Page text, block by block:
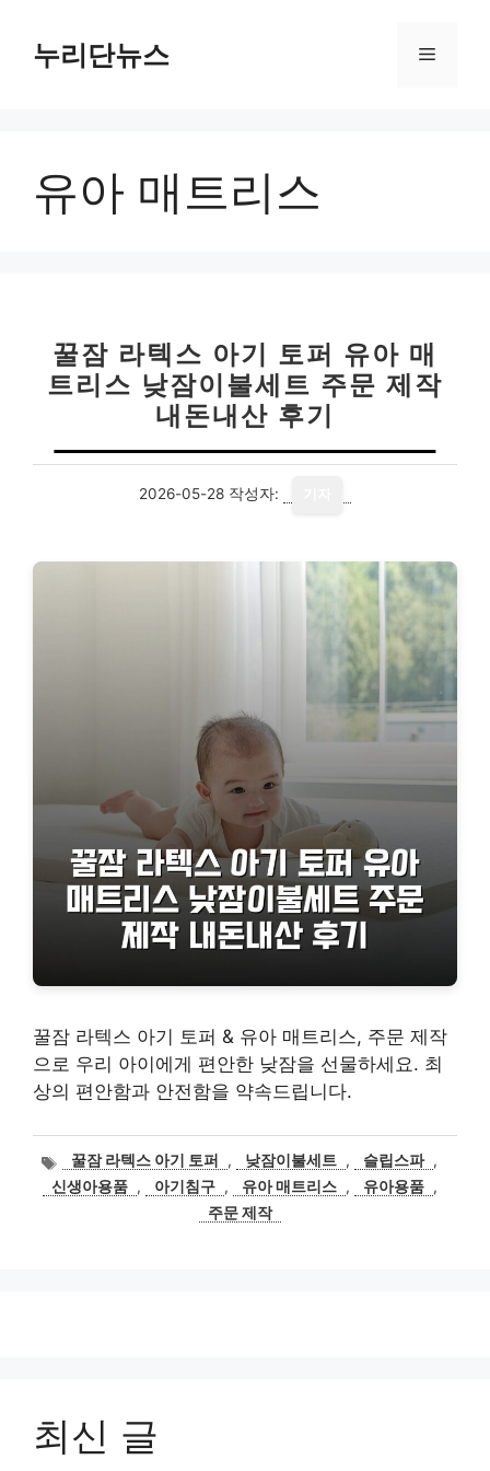
누리단뉴스 메
유아 매트리스
꿀잠 라텍스 아기 토퍼 유아 매
트리스 낮잠이불세트 주문 제작
내돈내산 후기
2026-05-28 작성자:
꿀잠 라텍스 아기 토퍼 & 유아 매트리스, 주문 제작
으로 우리 아이에게 편안한 낮잠을 선물하세요. 최
상의 편안함과 안전함을 약속드립니다.
태
그
꿀잠 라텍스 아기 토퍼 , 낮잠이불세트 , 슬립스파 ,
신생아용품 , 아기침구 , 유아 매트리스 , 유아용품 ,
주문 제작
최신 글